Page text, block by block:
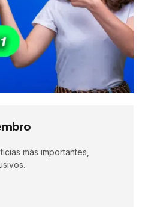
más importantes,